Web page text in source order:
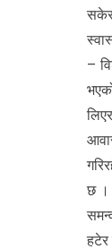
–
छ ।